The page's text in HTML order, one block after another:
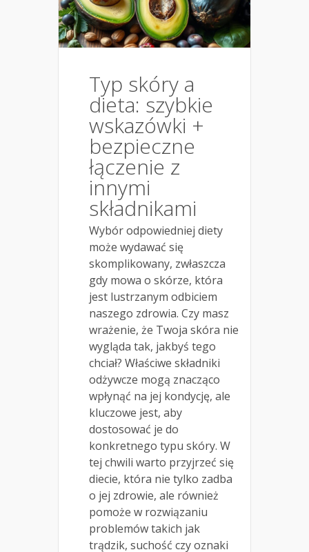
Typ skóry a
dieta: szybkie
wskazówki +
bezpieczne
łączenie z
innymi
składnikami
Wybór odpowiedniej diety
może wydawać się
skomplikowany, zwłaszcza
gdy mowa o skórze, która
jest lustrzanym odbiciem
naszego zdrowia. Czy masz
wrażenie, że Twoja skóra nie
wygląda tak, jakbyś tego
chciał? Właściwe składniki
odżywcze mogą znacząco
wpłynąć na jej kondycję, ale
kluczowe jest, aby
dostosować je do
konkretnego typu skóry. W
tej chwili warto przyjrzeć się
diecie, która nie tylko zadba
o jej zdrowie, ale również
pomoże w rozwiązaniu
problemów takich jak
trądzik, suchość czy oznaki